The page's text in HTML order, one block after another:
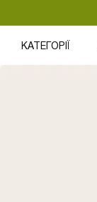
КАТЕГОРІЇ